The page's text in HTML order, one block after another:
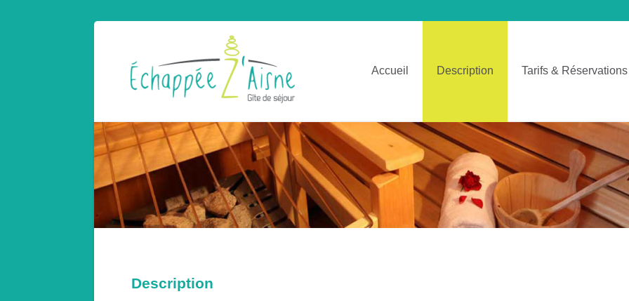
Accueil Description Tarifs & Réservations
Description